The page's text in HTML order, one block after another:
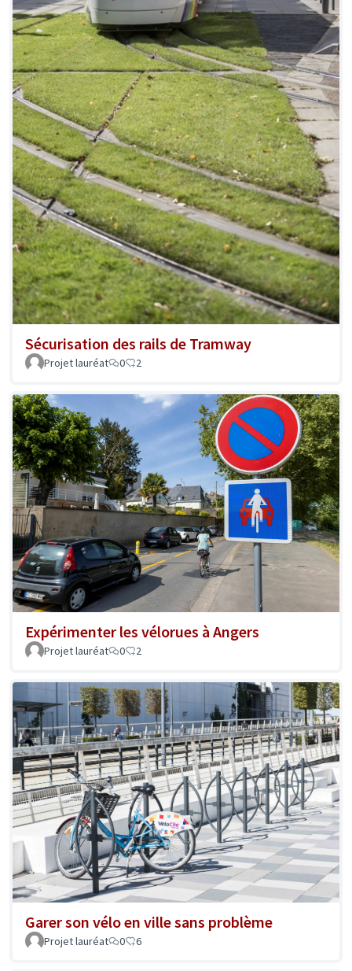
Sécurisation des rails de Tramway
Projet lauréat 0 2
Expérimenter les vélorues à Angers
Projet lauréat 0 2
Garer son vélo en ville sans problème
Projet lauréat 0 6